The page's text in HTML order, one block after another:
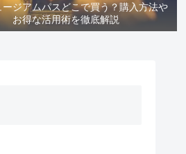
ージアムパスどこで買う？購入方法や
お得な活用術を徹底解説